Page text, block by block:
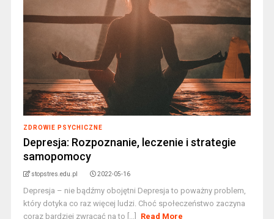
ZDROWIE PSYCHICZNE
Depresja: Rozpoznanie, leczenie i strategie
samopomocy
stopstres.edu.pl 2022-05-16
Depresja – nie bądźmy obojętni Depresja to poważny problem,
który dotyka co raz więcej ludzi. Choć społeczeństwo zaczyna
coraz bardziej zwracać na to [...]
Read More